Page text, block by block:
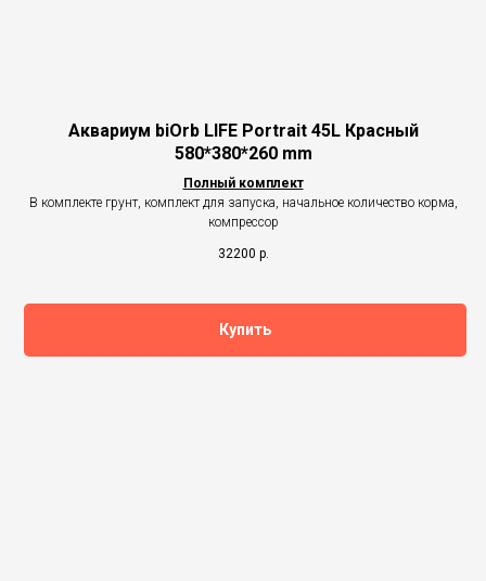
Аквариум biOrb LIFE Portrait 45L Красный
580*380*260 mm
Полный комплект
В комплекте грунт, комплект для запуска, начальное количество корма,
компрессор
32200 р.
Купить